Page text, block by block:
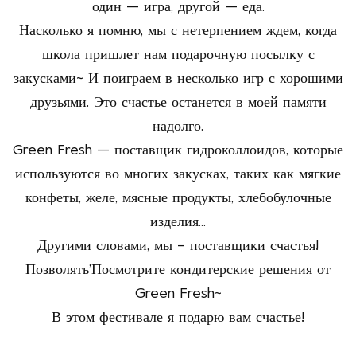
один — игра, другой — еда.
Насколько я помню, мы с нетерпением ждем, когда
школа пришлет нам подарочную посылку с
закусками~ И поиграем в несколько игр с хорошими
друзьями. Это счастье останется в моей памяти
надолго.
Green Fresh — поставщик гидроколлоидов, которые
используются во многих закусках, таких как мягкие
конфеты, желе, мясные продукты, хлебобулочные
изделия...
Другими словами, мы – поставщики счастья!
Позволять’Посмотрите кондитерские решения от
Green Fresh~
В этом фестивале я подарю вам счастье!